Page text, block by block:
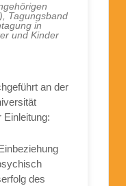
Tagungsband
in
und Kinder
an der
Einleitung:
des